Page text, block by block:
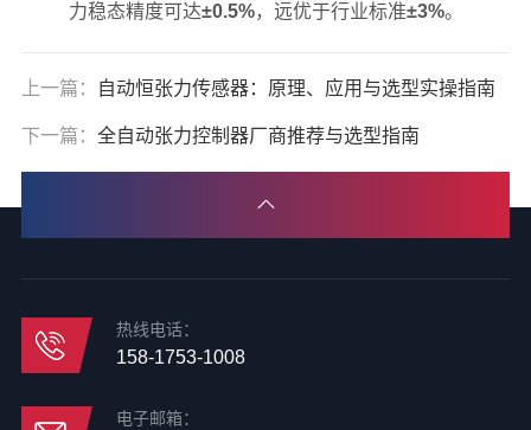
力稳态精度可达±0.5%，远优于行业标准±3%。
上一篇： 自动恒张力传感器：原理、应用与选型实操指南
下一篇： 全自动张力控制器厂商推荐与选型指南
热线电话：
158-1753-1008
电子邮箱：